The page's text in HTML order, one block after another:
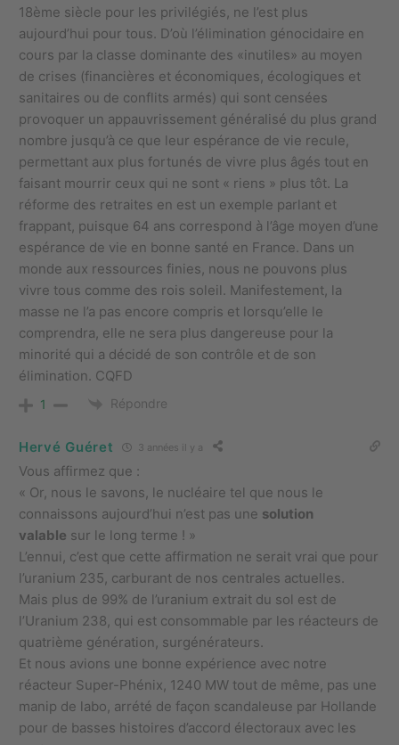
18ème siècle pour les privilégiés, ne l’est plus
aujourd’hui pour tous. D’où l’élimination génocidaire en
cours par la classe dominante des «inutiles» au moyen
de crises (financières et économiques, écologiques et
sanitaires ou de conflits armés) qui sont censées
provoquer un appauvrissement généralisé du plus grand
nombre jusqu’à ce que leur espérance de vie recule,
permettant aux plus fortunés de vivre plus âgés tout en
faisant mourrir ceux qui ne sont « riens » plus tôt. La
réforme des retraites en est un exemple parlant et
frappant, puisque 64 ans correspond à l’âge moyen d’une
espérance de vie en bonne santé en France. Dans un
monde aux ressources finies, nous ne pouvons plus
vivre tous comme des rois soleil. Manifestement, la
masse ne l’a pas encore compris et lorsqu’elle le
comprendra, elle ne sera plus dangereuse pour la
minorité qui a décidé de son contrôle et de son
élimination. CQFD
1 Répondre
Hervé Guéret 3 années il y a
Vous affirmez que :
« Or, nous le savons, le nucléaire tel que nous le
connaissons aujourd’hui n’est pas une solution
valable sur le long terme ! »
L’ennui, c’est que cette affirmation ne serait vrai que pour
l’uranium 235, carburant de nos centrales actuelles.
Mais plus de 99% de l’uranium extrait du sol est de
l’Uranium 238, qui est consommable par les réacteurs de
quatrième génération, surgénérateurs.
Et nous avions une bonne expérience avec notre
réacteur Super-Phénix, 1240 MW tout de même, pas une
manip de labo, arrété de façon scandaleuse par Hollande
pour de basses histoires d’accord électoraux avec les